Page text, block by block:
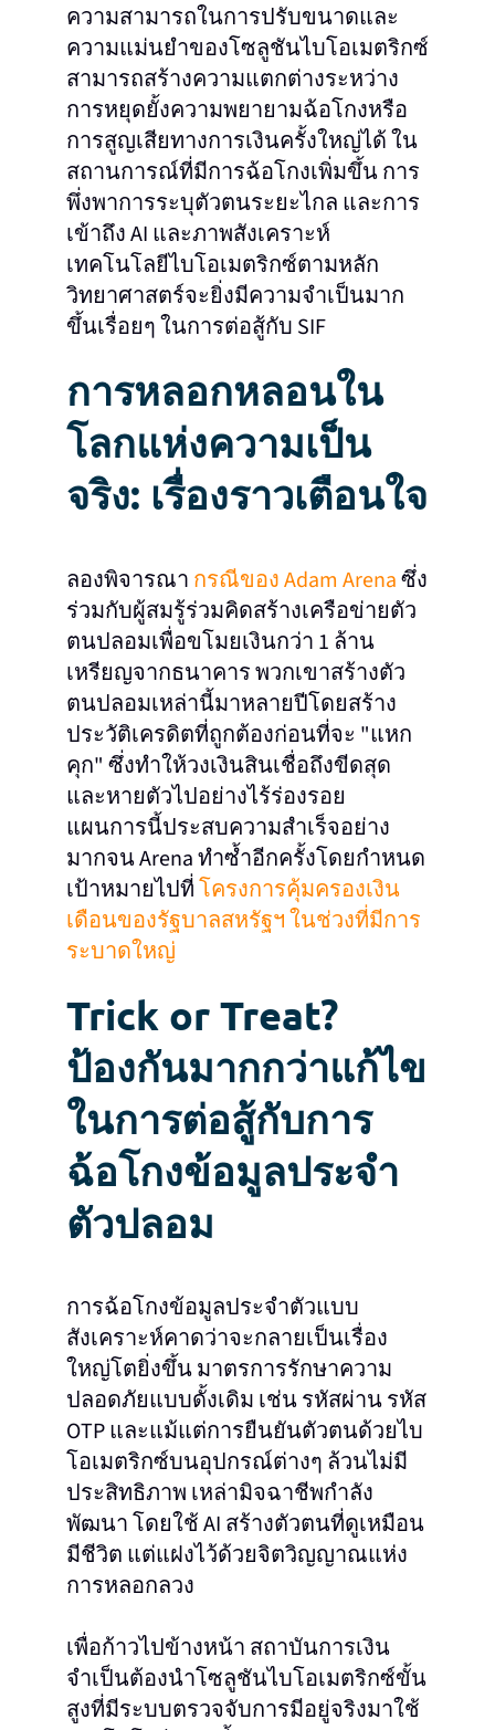
ความสามารถในการปรับขนาดและ
ความแม่นยำของโซลูชันไบโอเมตริกซ์
สามารถสร้างความแตกต่างระหว่าง
การหยุดยั้งความพยายามฉ้อโกงหรือ
การสูญเสียทางการเงินครั้งใหญ่ได้ ใน
สถานการณ์ที่มีการฉ้อโกงเพิ่มขึ้น การ
พึ่งพาการระบุตัวตนระยะไกล และการ
เข้าถึง AI และภาพสังเคราะห์
เทคโนโลยีไบโอเมตริกซ์ตามหลัก
วิทยาศาสตร์จะยิ่งมีความจำเป็นมาก
ขึ้นเรื่อยๆ ในการต่อสู้กับ SIF
การหลอกหลอนใน
โลกแห่งความเป็น
จริง: เรื่องราวเตือนใจ
ลองพิจารณา กรณีของ Adam Arenaซึ่ง
ร่วมกับผู้สมรู้ร่วมคิดสร้างเครือข่ายตัว
ตนปลอมเพื่อขโมยเงินกว่า 1 ล้าน
เหรียญจากธนาคาร พวกเขาสร้างตัว
ตนปลอมเหล่านี้มาหลายปีโดยสร้าง
ประวัติเครดิตที่ถูกต้องก่อนที่จะ "แหก
คุก" ซึ่งทำให้วงเงินสินเชื่อถึงขีดสุด
และหายตัวไปอย่างไร้ร่องรอย
แผนการนี้ประสบความสำเร็จอย่าง
มากจน Arena ทำซ้ำอีกครั้งโดยกำหนด
เป้าหมายไปที่โครงการคุ้มครองเงิน
เดือนของรัฐบาลสหรัฐฯ ในช่วงที่มีการ
ระบาดใหญ่
Trick or Treat?
ป้องกันมากกว่าแก้ไข
ในการต่อสู้กับการ
ฉ้อโกงข้อมูลประจำ
ตัวปลอม
การฉ้อโกงข้อมูลประจำตัวแบบ
สังเคราะห์คาดว่าจะกลายเป็นเรื่อง
ใหญ่โตยิ่งขึ้น มาตรการรักษาความ
ปลอดภัยแบบดั้งเดิม เช่น รหัสผ่าน รหัส
OTP และแม้แต่การยืนยันตัวตนด้วยไบ
โอเมตริกซ์บนอุปกรณ์ต่างๆ ล้วนไม่มี
ประสิทธิภาพ เหล่ามิจฉาชีพกำลัง
พัฒนา โดยใช้ AI สร้างตัวตนที่ดูเหมือน
มีชีวิต แต่แฝงไว้ด้วยจิตวิญญาณแห่ง
การหลอกลวง
เพื่อก้าวไปข้างหน้า สถาบันการเงิน
จำเป็นต้องนำโซลูชันไบโอเมตริกซ์ขั้น
สูงที่มีระบบตรวจจับการมีอยู่จริงมาใช้